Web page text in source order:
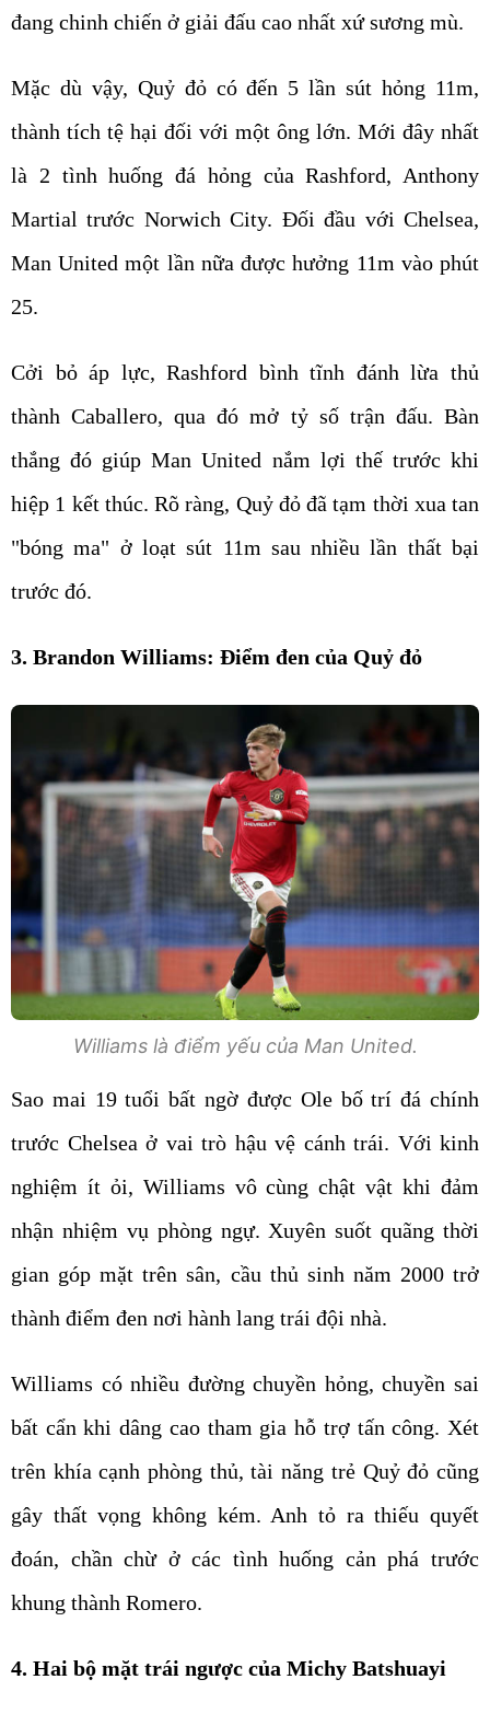
đang chinh chiến ở giải đấu cao nhất xứ sương mù.
Mặc dù vậy, Quỷ đỏ có đến 5 lần sút hỏng 11m,
thành tích tệ hại đối với một ông lớn. Mới đây nhất
là 2 tình huống đá hỏng của Rashford, Anthony
Martial trước Norwich City. Đối đầu với Chelsea,
Man United một lần nữa được hưởng 11m vào phút
25.
Cởi bỏ áp lực, Rashford bình tĩnh đánh lừa thủ
thành Caballero, qua đó mở tỷ số trận đấu. Bàn
thắng đó giúp Man United nắm lợi thế trước khi
hiệp 1 kết thúc. Rõ ràng, Quỷ đỏ đã tạm thời xua tan
"bóng ma" ở loạt sút 11m sau nhiều lần thất bại
trước đó.
3. Brandon Williams: Điểm đen của Quỷ đỏ
Williams là điểm yếu của Man United.
Sao mai 19 tuổi bất ngờ được Ole bố trí đá chính
trước Chelsea ở vai trò hậu vệ cánh trái. Với kinh
nghiệm ít ỏi, Williams vô cùng chật vật khi đảm
nhận nhiệm vụ phòng ngự. Xuyên suốt quãng thời
gian góp mặt trên sân, cầu thủ sinh năm 2000 trở
thành điểm đen nơi hành lang trái đội nhà.
Williams có nhiều đường chuyền hỏng, chuyền sai
bất cẩn khi dâng cao tham gia hỗ trợ tấn công. Xét
trên khía cạnh phòng thủ, tài năng trẻ Quỷ đỏ cũng
gây thất vọng không kém. Anh tỏ ra thiếu quyết
đoán, chần chừ ở các tình huống cản phá trước
khung thành Romero.
4. Hai bộ mặt trái ngược của Michy Batshuayi